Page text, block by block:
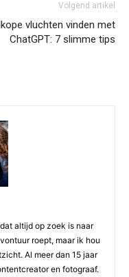
Volgend artikel
vluchten vinden met
ChatGPT: 7 slimme tips
altijd op zoek is naar
roept, maar ik hou
Al meer dan 15 jaar
en fotograaf.